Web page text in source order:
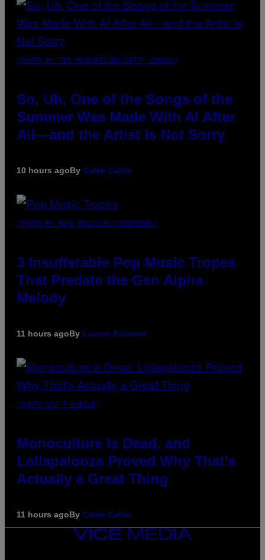
(PHOTO BY TIM MOSENFELDER/GETTY IMAGES)
So, Uh, One of the Songs of the
Summer Was Made With AI After
All—and the Artist Is Not Sorry
10 hours agoBy Caleb Catlin
(PHOTO BY MARC BROUSSELY/REDFERNS)
3 Insufferable Pop Music Tropes
That Predate the Gen Alpha
Melody
11 hours agoBy Lauren Boisvert
(PHOTO VIA T-MOBILE)
Monoculture is Dead, and
Lollapalooza Proved Why That’s
Actually a Great Thing
11 hours agoBy Caleb Catlin
VICE
MEDIA